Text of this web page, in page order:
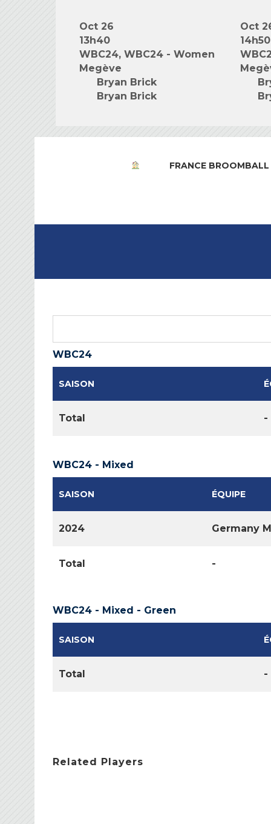
Oct 26
13h40
WBC24, WBC24 - Women
Megève
Bryan Brick
Bryan Brick
Oct
14h50
FRANCE BROOMBALL
WBC24
SAISON
Total -
WBC24 - Mixed
SAISON ÉQUIPE
2024 Germany
Total -
WBC24 - Mixed - Green
SAISON
Total -
Related Players